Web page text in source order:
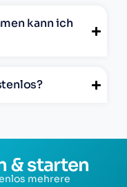
kann ich
& starten
mehrere